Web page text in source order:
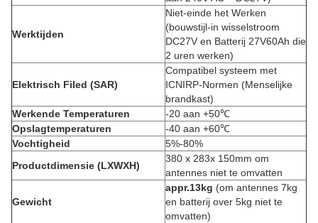
Werktijden
Niet-einde het Werken
(bouwstijl-in wisselstroom
DC27V en Batterij 27V60Ah die
2 uren werken)
Elektrisch Filed (SAR)
Compatibel systeem met
ICNIRP-Normen (Menselijke
brandkast)
Werkende Temperaturen
-20 aan +50℃
Opslagtemperaturen
-40 aan +60℃
Vochtigheid
5%-80%
Productdimensie (LXWXH)
380 x 283x 150mm om
antennes niet te omvatten
Gewicht
appr.13kg (om antennes 7kg
en batterij over 5kg niet te
omvatten)